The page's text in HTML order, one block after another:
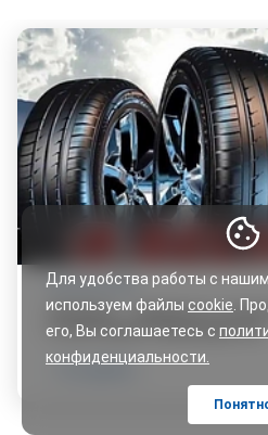
Для удобства работы с
используем файлы cookie .
его, Вы соглашаетесь с
конфиденциальности.
23 апреля 2018
«Белшина» — надежность и
отечественного производителя
Тест-драйвы